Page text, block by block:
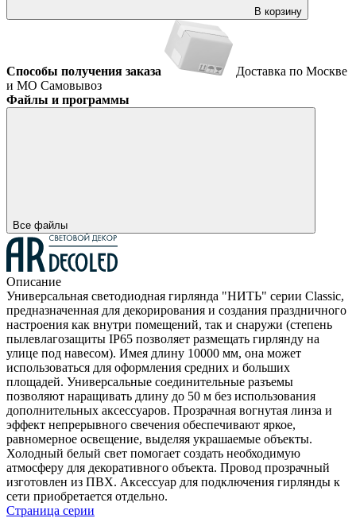
В корзину
Способы получения заказа
Доставка по Москве
и МО Самовывоз
Файлы и программы
Все файлы
Описание
Универсальная светодиодная гирлянда "НИТЬ" серии Classic,
предназначенная для декорирования и создания праздничного
настроения как внутри помещений, так и снаружи (степень
пылевлагозащиты IP65 позволяет размещать гирлянду на
улице под навесом). Имея длину 10000 мм, она может
использоваться для оформления средних и больших
площадей. Универсальные соединительные разъемы
позволяют наращивать длину до 50 м без использования
дополнительных аксессуаров. Прозрачная вогнутая линза и
эффект непрерывного свечения обеспечивают яркое,
равномерное освещение, выделяя украшаемые объекты.
Холодный белый свет помогает создать необходимую
атмосферу для декоративного объекта. Провод прозрачный
изготовлен из ПВХ. Аксессуар для подключения гирлянды к
сети приобретается отдельно.
Страница серии